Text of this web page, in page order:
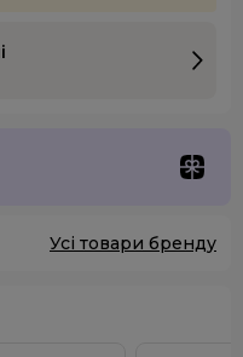
Усі товари бренду